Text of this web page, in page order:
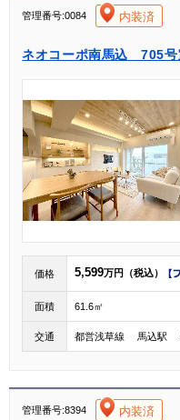
管理番号:0084 内装済
ネオコーポ南馬込 705号
価格 5,599万円（税込）
面積 61.6㎡
交通 都営浅草線 馬込駅
[004]
管理番号:8394 内装済
[004]